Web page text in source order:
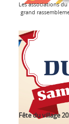
Les associations
grand
Fête du village